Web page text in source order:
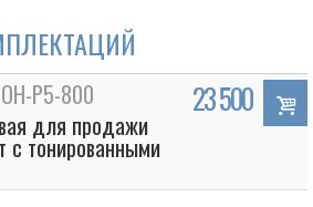
P5-800
для продажи
с тонированными
23 500